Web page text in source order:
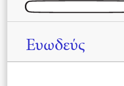
Ευωδεύς